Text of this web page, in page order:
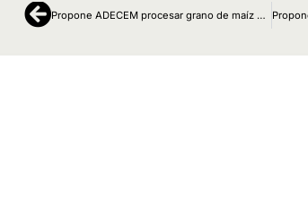
Ant Propone ADECEM procesar grano de maíz para abatir precio de la tortilla